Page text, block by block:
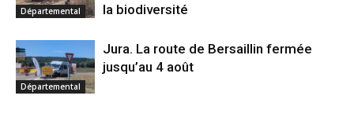
Départemental
la biodiversité
Départemental
Jura. La route de Bersaillin fermée
jusqu’au 4 août